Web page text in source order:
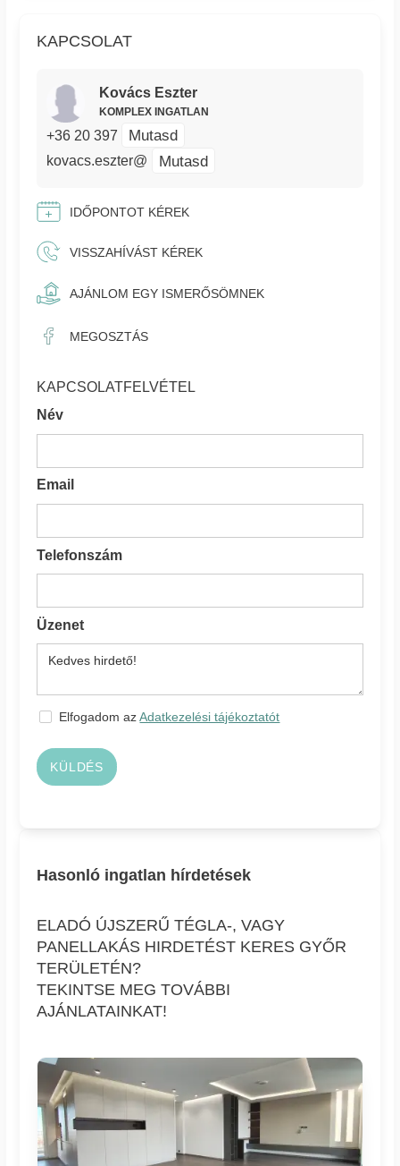
KAPCSOLAT
Kovács Eszter
KOMPLEX INGATLAN
+36 20 397 Mutasd
kovacs.eszter@ Mutasd
IDŐPONTOT KÉREK
VISSZAHÍVÁST KÉREK
AJÁNLOM EGY ISMERŐSÖMNEK
MEGOSZTÁS
KAPCSOLATFELVÉTEL
Név
Email
Telefonszám
Üzenet
Elfogadom azAdatkezelési tájékoztatót
KÜLDÉS
Hasonló ingatlan hírdetések
ELADÓ ÚJSZERŰ TÉGLA-, VAGY
PANELLAKÁS HIRDETÉST KERES GYŐR
TERÜLETÉN?
TEKINTSE MEG TOVÁBBI
AJÁNLATAINKAT!